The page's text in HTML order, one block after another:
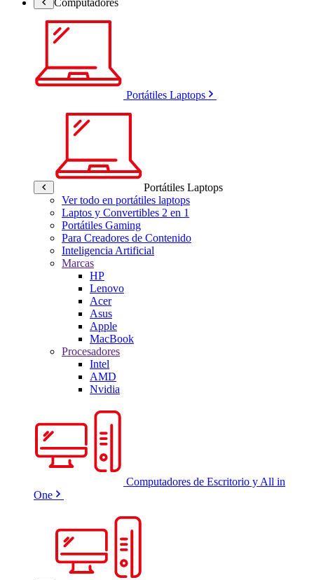
Portátiles Laptops
Portátiles Laptops
Ver todo en portátiles laptops
Laptos y Convertibles 2 en 1
Portátiles Gaming
Para Creadores de Contenido
Inteligencia Artificial
Marcas
HP
Lenovo
Acer
Asus
Apple
MacBook
Procesadores
Intel
AMD
Nvidia
Computadores de Escritorio y All in
One